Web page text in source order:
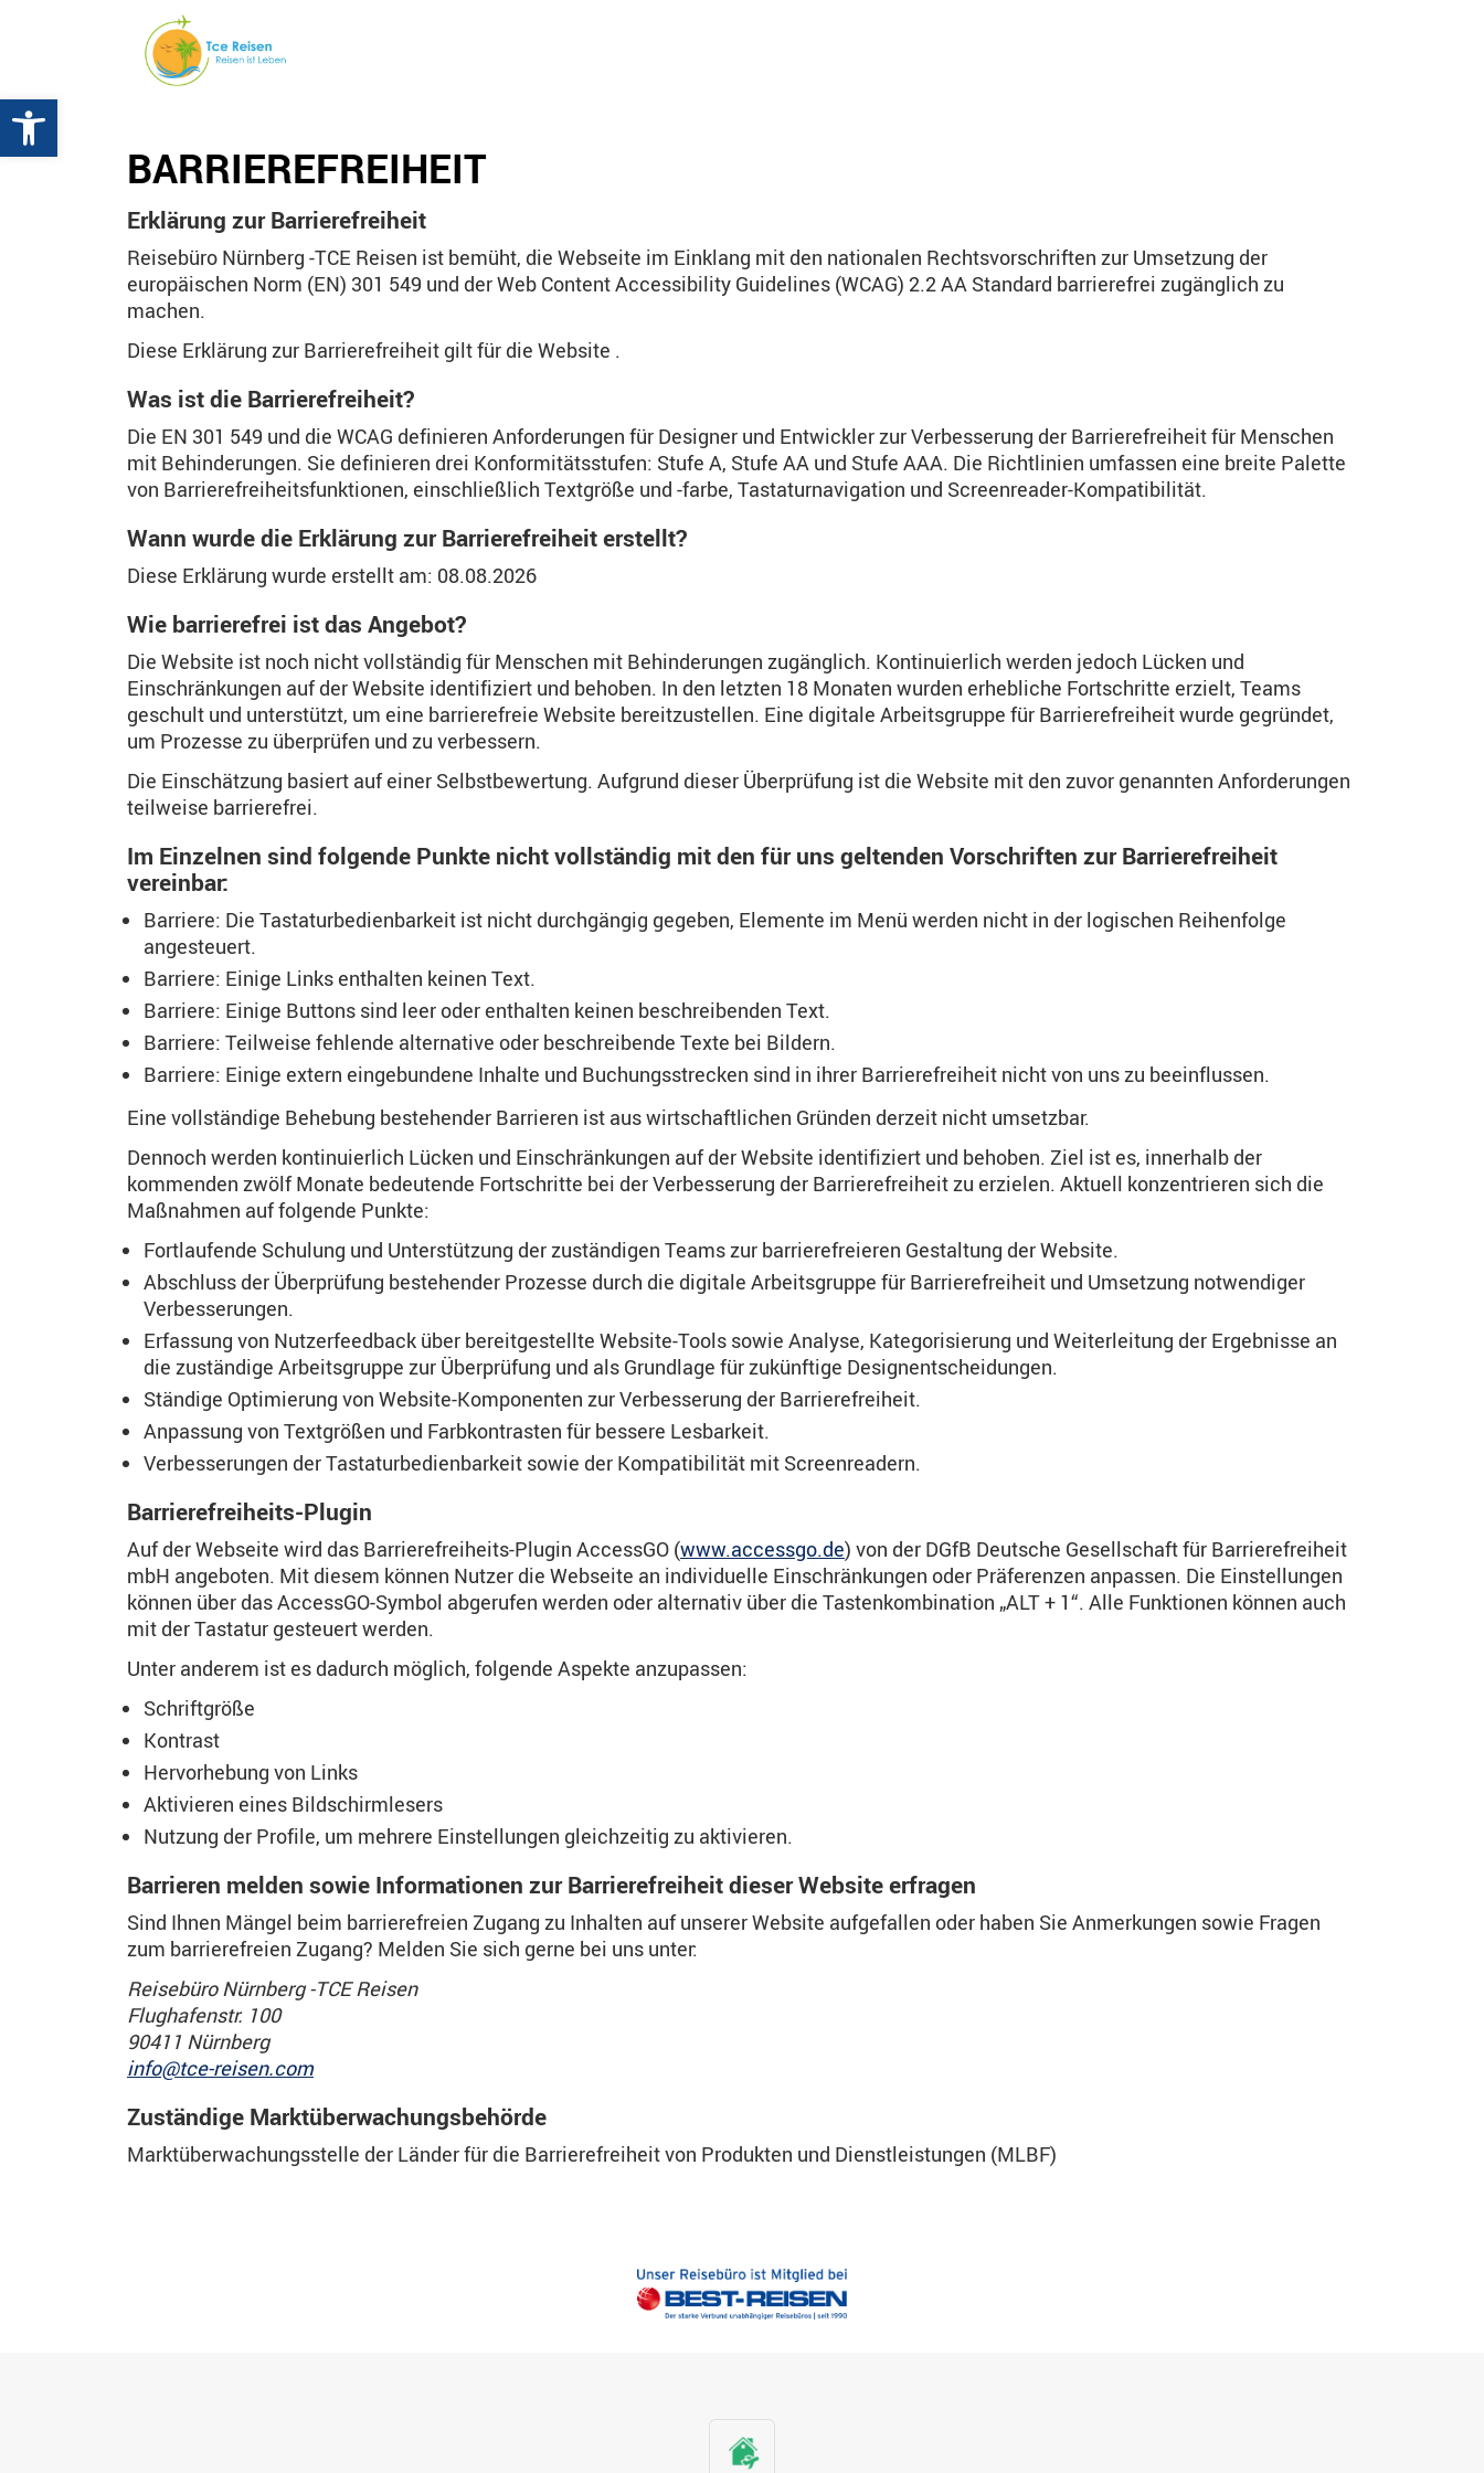
Werkzeugleiste öffnen
BARRIEREFREIHEIT
Erklärung zur Barrierefreiheit
Reisebüro Nürnberg -TCE Reisen ist bemüht, die Webseite im Einklang mit den nationalen Rechtsvorschriften zur Umsetzung der
europäischen Norm (EN) 301 549 und der Web Content Accessibility Guidelines (WCAG) 2.2 AA Standard barrierefrei zugänglich zu
machen.
Diese Erklärung zur Barrierefreiheit gilt für die Website .
Was ist die Barrierefreiheit?
Die EN 301 549 und die WCAG definieren Anforderungen für Designer und Entwickler zur Verbesserung der Barrierefreiheit für Menschen
mit Behinderungen. Sie definieren drei Konformitätsstufen: Stufe A, Stufe AA und Stufe AAA. Die Richtlinien umfassen eine breite Palette
von Barrierefreiheitsfunktionen, einschließlich Textgröße und -farbe, Tastaturnavigation und Screenreader-Kompatibilität.
Wann wurde die Erklärung zur Barrierefreiheit erstellt?
Diese Erklärung wurde erstellt am: 08.08.2026
Wie barrierefrei ist das Angebot?
Die Website ist noch nicht vollständig für Menschen mit Behinderungen zugänglich. Kontinuierlich werden jedoch Lücken und
Einschränkungen auf der Website identifiziert und behoben. In den letzten 18 Monaten wurden erhebliche Fortschritte erzielt, Teams
geschult und unterstützt, um eine barrierefreie Website bereitzustellen. Eine digitale Arbeitsgruppe für Barrierefreiheit wurde gegründet,
um Prozesse zu überprüfen und zu verbessern.
Die Einschätzung basiert auf einer Selbstbewertung. Aufgrund dieser Überprüfung ist die Website mit den zuvor genannten Anforderungen
teilweise barrierefrei.
Im Einzelnen sind folgende Punkte nicht vollständig mit den für uns geltenden Vorschriften zur Barrierefreiheit
vereinbar:
Barriere: Die Tastaturbedienbarkeit ist nicht durchgängig gegeben, Elemente im Menü werden nicht in der logischen Reihenfolge
angesteuert.
Barriere: Einige Links enthalten keinen Text.
Barriere: Einige Buttons sind leer oder enthalten keinen beschreibenden Text.
Barriere: Teilweise fehlende alternative oder beschreibende Texte bei Bildern.
Barriere: Einige extern eingebundene Inhalte und Buchungsstrecken sind in ihrer Barrierefreiheit nicht von uns zu beeinflussen.
Eine vollständige Behebung bestehender Barrieren ist aus wirtschaftlichen Gründen derzeit nicht umsetzbar.
Dennoch werden kontinuierlich Lücken und Einschränkungen auf der Website identifiziert und behoben. Ziel ist es, innerhalb der
kommenden zwölf Monate bedeutende Fortschritte bei der Verbesserung der Barrierefreiheit zu erzielen. Aktuell konzentrieren sich die
Maßnahmen auf folgende Punkte:
Fortlaufende Schulung und Unterstützung der zuständigen Teams zur barrierefreieren Gestaltung der Website.
Abschluss der Überprüfung bestehender Prozesse durch die digitale Arbeitsgruppe für Barrierefreiheit und Umsetzung notwendiger
Verbesserungen.
Erfassung von Nutzerfeedback über bereitgestellte Website-Tools sowie Analyse, Kategorisierung und Weiterleitung der Ergebnisse an
die zuständige Arbeitsgruppe zur Überprüfung und als Grundlage für zukünftige Designentscheidungen.
Ständige Optimierung von Website-Komponenten zur Verbesserung der Barrierefreiheit.
Anpassung von Textgrößen und Farbkontrasten für bessere Lesbarkeit.
Verbesserungen der Tastaturbedienbarkeit sowie der Kompatibilität mit Screenreadern.
Barrierefreiheits-Plugin
Auf der Webseite wird das Barrierefreiheits-Plugin AccessGO (www.accessgo.de) von der DGfB Deutsche Gesellschaft für Barrierefreiheit
mbH angeboten. Mit diesem können Nutzer die Webseite an individuelle Einschränkungen oder Präferenzen anpassen. Die Einstellungen
können über das AccessGO-Symbol abgerufen werden oder alternativ über die Tastenkombination „ALT + 1“. Alle Funktionen können auch
mit der Tastatur gesteuert werden.
Unter anderem ist es dadurch möglich, folgende Aspekte anzupassen:
Schriftgröße
Kontrast
Hervorhebung von Links
Aktivieren eines Bildschirmlesers
Nutzung der Profile, um mehrere Einstellungen gleichzeitig zu aktivieren.
Barrieren melden sowie Informationen zur Barrierefreiheit dieser Website erfragen
Sind Ihnen Mängel beim barrierefreien Zugang zu Inhalten auf unserer Website aufgefallen oder haben Sie Anmerkungen sowie Fragen
zum barrierefreien Zugang? Melden Sie sich gerne bei uns unter:
Reisebüro Nürnberg -TCE Reisen
Flughafenstr. 100
90411 Nürnberg
info@tce-reisen.com
Zuständige Marktüberwachungsbehörde
Marktüberwachungsstelle der Länder für die Barrierefreiheit von Produkten und Dienstleistungen (MLBF)